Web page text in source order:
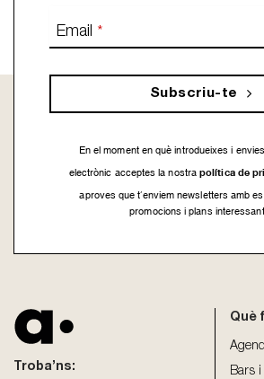
Email *
Subscriu-te
En el moment en què introdueixes i
electrònic acceptes la nostrapolítica de
aproves que t’enviem newsletters amb
promocions i plans
left
Troba’ns:
Què
Bars